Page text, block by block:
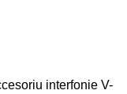
interfonie V-